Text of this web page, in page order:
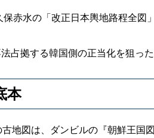
赤水の「改正日本輿地路程全図
拠する韓国側の正当化を狙った
本
地図は、ダンビルの『朝鮮王国